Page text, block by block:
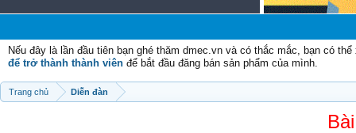
Nếu đây là lần đầu tiên bạn ghé thăm dmec.vn và có thắc mắc, bạn có
để trở thành thành viên để bắt đầu đăng bán sản phẩm của mình.
Trang chủ Diễn đàn